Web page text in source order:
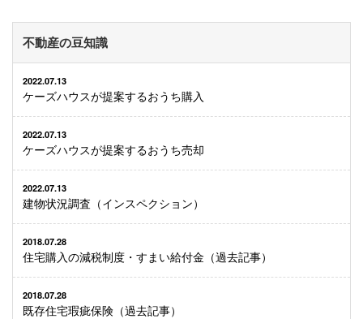
不動産の豆知識
2022.07.13
ケーズハウスが提案するおうち購入
2022.07.13
ケーズハウスが提案するおうち売却
2022.07.13
建物状況調査（インスペクション）
2018.07.28
住宅購入の減税制度・すまい給付金（過去記事）
2018.07.28
既存住宅瑕疵保険（過去記事）